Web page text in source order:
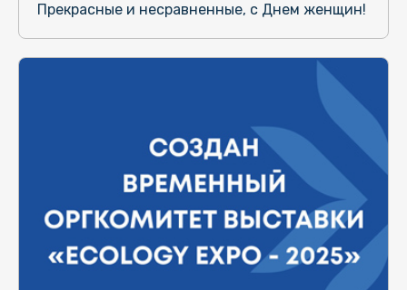
Прекрасные и несравненные, с Днем женщин!